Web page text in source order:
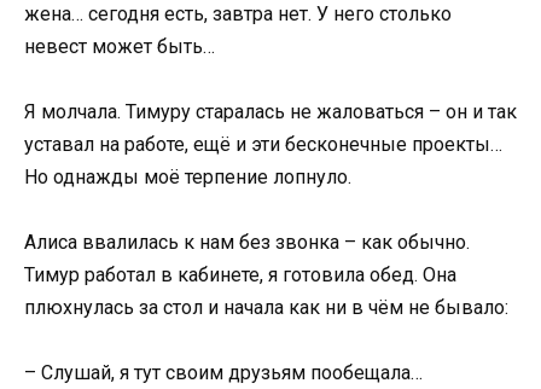
жена… сегодня есть, завтра нет. У него столько
невест может быть…
Я молчала. Тимуру старалась не жаловаться – он и так
уставал на работе, ещё и эти бесконечные проекты…
Но однажды моё терпение лопнуло.
Алиса ввалилась к нам без звонка – как обычно.
Тимур работал в кабинете, я готовила обед. Она
плюхнулась за стол и начала как ни в чём не бывало:
– Слушай, я тут своим друзьям пообещала…